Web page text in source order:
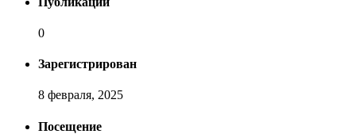
0
Зарегистрирован
8 февраля, 2025
Посещение